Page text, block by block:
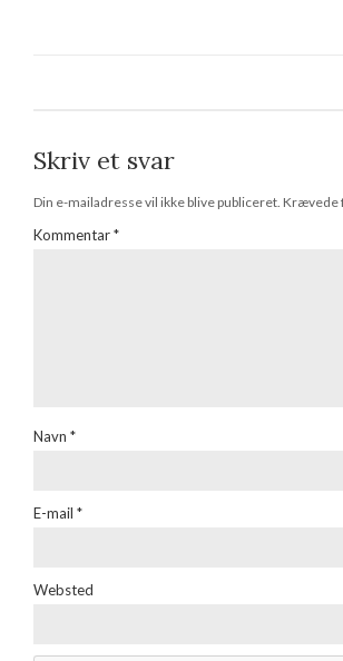
Skriv et svar
Din e-mailadresse vil ikke blive publiceret. Krævede
Kommentar*
Navn *
E-mail *
Websted